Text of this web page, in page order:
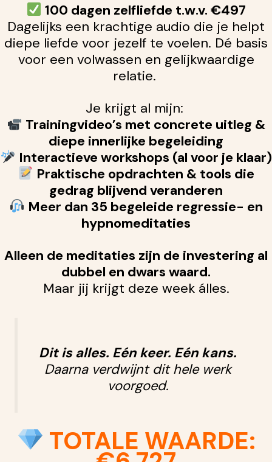
100 dagen zelfliefde t.w.v. €497
Dagelijks een krachtige audio die je helpt
diepe liefde voor jezelf te voelen. Dé basis
voor een volwassen en gelijkwaardige
relatie.
Je krijgt al mijn:
Trainingvideo’s met concrete uitleg &
diepe innerlijke begeleiding
Interactieve workshops (al voor je klaar)
Praktische opdrachten & tools die
gedrag blijvend veranderen
Meer dan 35 begeleide regressie- en
hypnomeditaties
Alleen de meditaties zijn de investering al
dubbel en dwars waard.
Maar jij krijgt deze week álles.
Dit is alles. Eén keer. Eén kans.
Daarna verdwijnt dit hele werk
voorgoed.
TOTALE WAARDE: